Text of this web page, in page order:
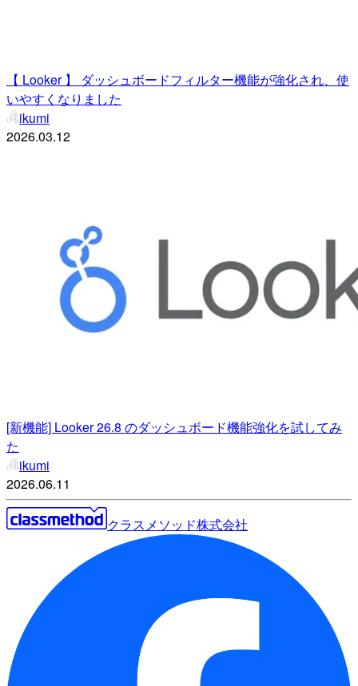
【 Looker 】 ダッシュボードフィルター機能が強化され、使
いやすくなりました
ikumi
2026.03.12
[新機能] Looker 26.8 のダッシュボード機能強化を試してみ
た
ikumi
2026.06.11
クラスメソッド株式会社